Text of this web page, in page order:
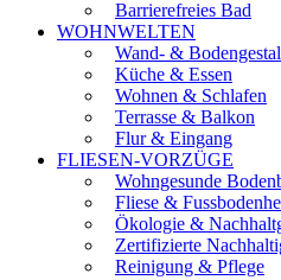
Barrierefreies Bad
WOHNWELTEN
Wand- &
Küche & Essen
Wohnen & Schlafen
Terrasse & Balkon
Flur & Eingang
FLIESEN-VORZÜGE
Wohngesunde
Fliese &
Ökologie &
Zertifizierte
Reinigung & Pflege